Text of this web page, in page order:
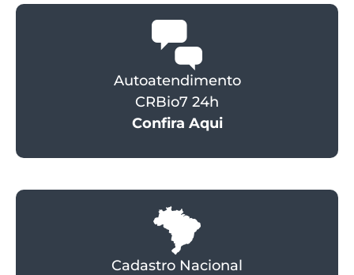
Autoatendimento
CRBio7 24h
Confira Aqui
Cadastro Nacional